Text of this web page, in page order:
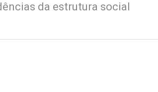
da estrutura social